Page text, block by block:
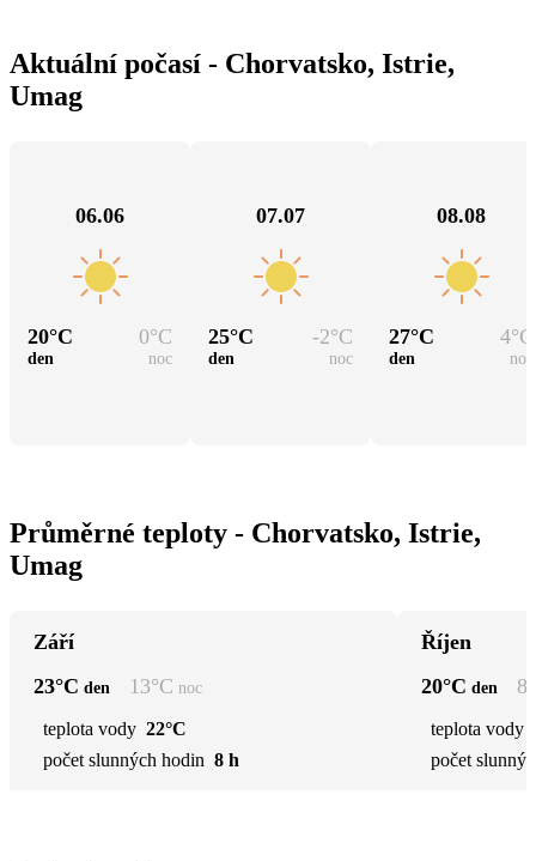
Aktuální počasí - Chorvatsko, Istrie,
Umag
06.06
20°C 0°C
den noc
07.07
25°C -2°C
den noc
08.08
27°C 4°C
den noc
Průměrné teploty - Chorvatsko, Istrie,
Umag
Září
23°C den 13°C noc
teplota vody 22°C
počet slunných hodin 8 h
Říjen
20°C den 8
teplota vody
počet